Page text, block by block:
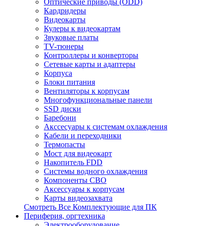
Оптические приводы (ODD)
Кардридеры
Видеокарты
Кулеры к видеокартам
Звуковые платы
TV-тюнеры
Контроллеры и конверторы
Сетевые карты и адаптеры
Корпуса
Блоки питания
Вентиляторы к корпусам
Многофункциональные панели
SSD диски
Баребони
Акссесуары к системам охлаждения
Кабели и переходники
Термопасты
Мост для видеокарт
Накопитель FDD
Системы водного охлаждения
Компоненты СВО
Аксессуары к корпусам
Карты видеозахвата
Смотреть Все Комплектующие для ПК
Периферия, оргтехника